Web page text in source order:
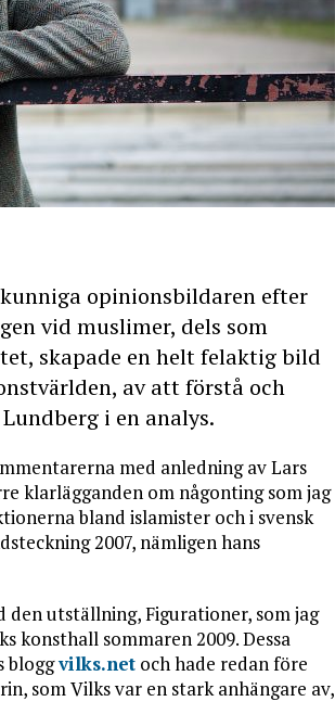
opinionsbildaren efter
vid muslimer, dels som
skapade en helt felaktig bild
av att förstå och
i en analys.
med anledning av Lars
klarlägganden om någonting som jag
bland islamister och i svensk
2007, nämligen hans
den utställning, Figurationer, som jag
konsthall sommaren 2009. Dessa
bloggvilks.net och hade redan före
som Vilks var en stark anhängare av,